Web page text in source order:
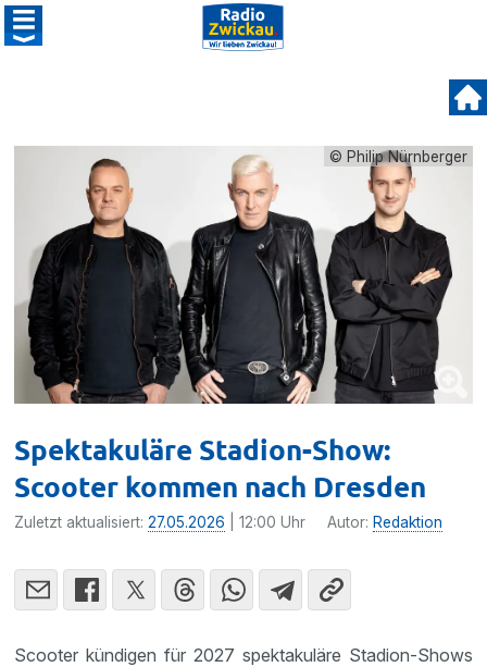
© Philip Nürnberger
Spektakuläre Stadion-Show:
Scooter kommen nach Dresden
Zuletzt aktualisiert:27.05.2026 | 12:00 Uhr Autor: Redaktion
Scooter kündigen für 2027 spektakuläre Stadion-Shows